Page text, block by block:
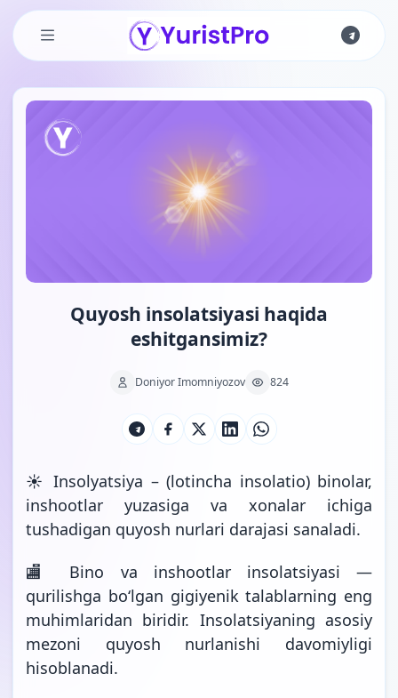
Skip to main content
Quyosh insolatsiyasi haqida
eshitgansimiz?
Doniyor Imomniyozov 824
☀️ Insolyatsiya – (lotincha insolatio) binolar,
inshootlar yuzasiga va xonalar ichiga
tushadigan quyosh nurlari darajasi sanaladi.
🏬 Bino va inshootlar insolatsiyasi —
qurilishga bo‘lgan gigiyenik talablarning eng
muhimlaridan biridir. Insolatsiyaning asosiy
mezoni quyosh nurlanishi davomiyligi
hisoblanadi.